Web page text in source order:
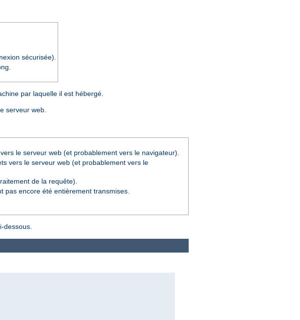
sécurisée).
par laquelle il est hébergé.
serveur web.
le serveur web (et probablement vers le navigateur).
vers le serveur web (et probablement vers le
de la requête).
pas encore été entièrement transmises.
dessous.